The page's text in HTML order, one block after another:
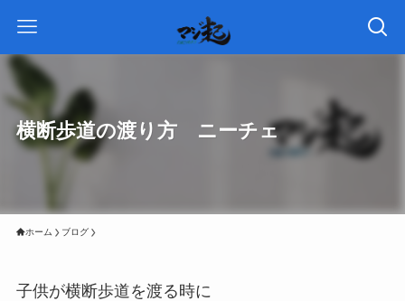
横断歩道の渡り方 ニーチェ
ホーム ブログ
子供が横断歩道を渡る時に